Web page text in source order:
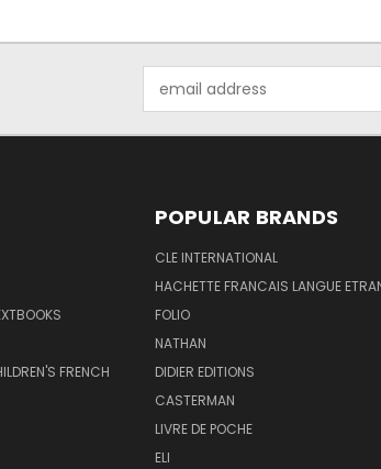
Address
FRENCH
POPULAR BRANDS
CLE INTERNATIONAL
HACHETTE FRANCAIS LANGUE
FOLIO
NATHAN
DIDIER EDITIONS
CASTERMAN
LIVRE DE POCHE
ELI